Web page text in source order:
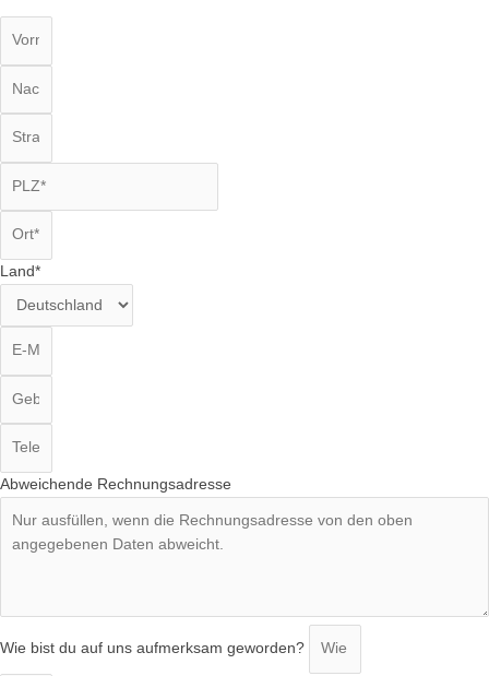
Land*
Abweichende Rechnungsadresse
Wie bist du auf uns aufmerksam geworden?